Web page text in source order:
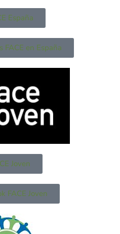
España
FACE en España
Joven
FACE Joven